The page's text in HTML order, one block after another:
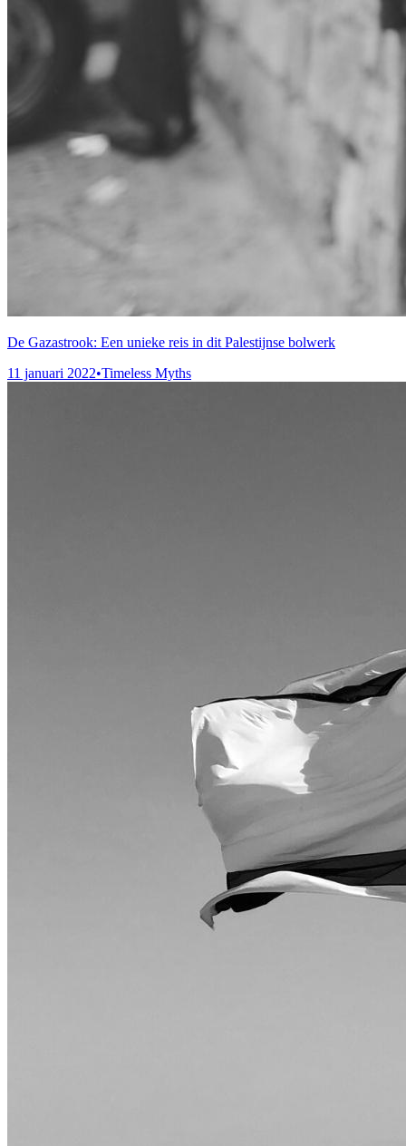
De Gazastrook: Een unieke reis in dit Palestijnse bolwerk
11 januari 2022•Timeless Myths